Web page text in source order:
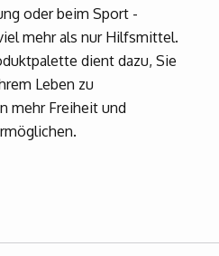
oder beim Sport -
mehr als nur Hilfsmittel.
dient dazu, Sie
Leben zu
mehr Freiheit und